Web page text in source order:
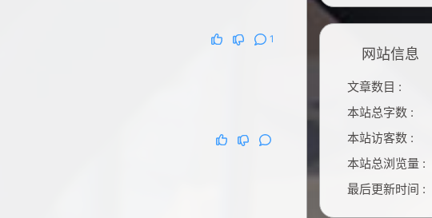
1
网站信息
文章数目 :
本站总字数 :
本站访客数 :
本站总浏览量 :
最后更新时间 :